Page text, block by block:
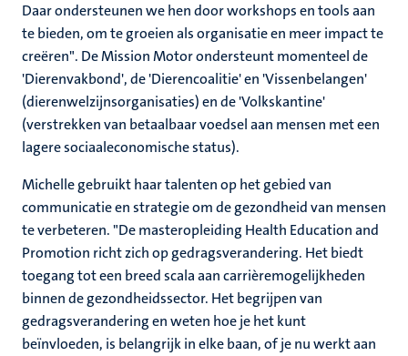
Daar ondersteunen we hen door workshops en tools aan
te bieden, om te groeien als organisatie en meer impact te
creëren". De Mission Motor ondersteunt momenteel de
'Dierenvakbond', de 'Dierencoalitie' en 'Vissenbelangen'
(dierenwelzijnsorganisaties) en de 'Volkskantine'
(verstrekken van betaalbaar voedsel aan mensen met een
lagere sociaaleconomische status).
Michelle gebruikt haar talenten op het gebied van
communicatie en strategie om de gezondheid van mensen
te verbeteren. "De masteropleiding Health Education and
Promotion richt zich op gedragsverandering. Het biedt
toegang tot een breed scala aan carrièremogelijkheden
binnen de gezondheidssector. Het begrijpen van
gedragsverandering en weten hoe je het kunt
beïnvloeden, is belangrijk in elke baan, of je nu werkt aan